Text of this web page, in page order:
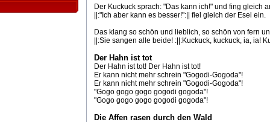
Der Kuckuck sprach: "Das kann ich!" und fing gleich
||:"Ich aber kann es besser!":|| fiel gleich der Esel ein.
Das klang so schön und lieblich, so schön von fern
||:Sie sangen alle beide! :||:Kuckuck, kuckuck, ia, ia!
Der Hahn ist tot
Der Hahn ist tot! Der Hahn ist tot!
Er kann nicht mehr schrein "Gogodi-Gogoda"!
Er kann nicht mehr schrein "Gogodi-Gogoda"!
"Gogo gogo gogo gogodi gogoda"!
"Gogo gogo gogo gogodi gogoda"!
Die Affen rasen durch den Wald